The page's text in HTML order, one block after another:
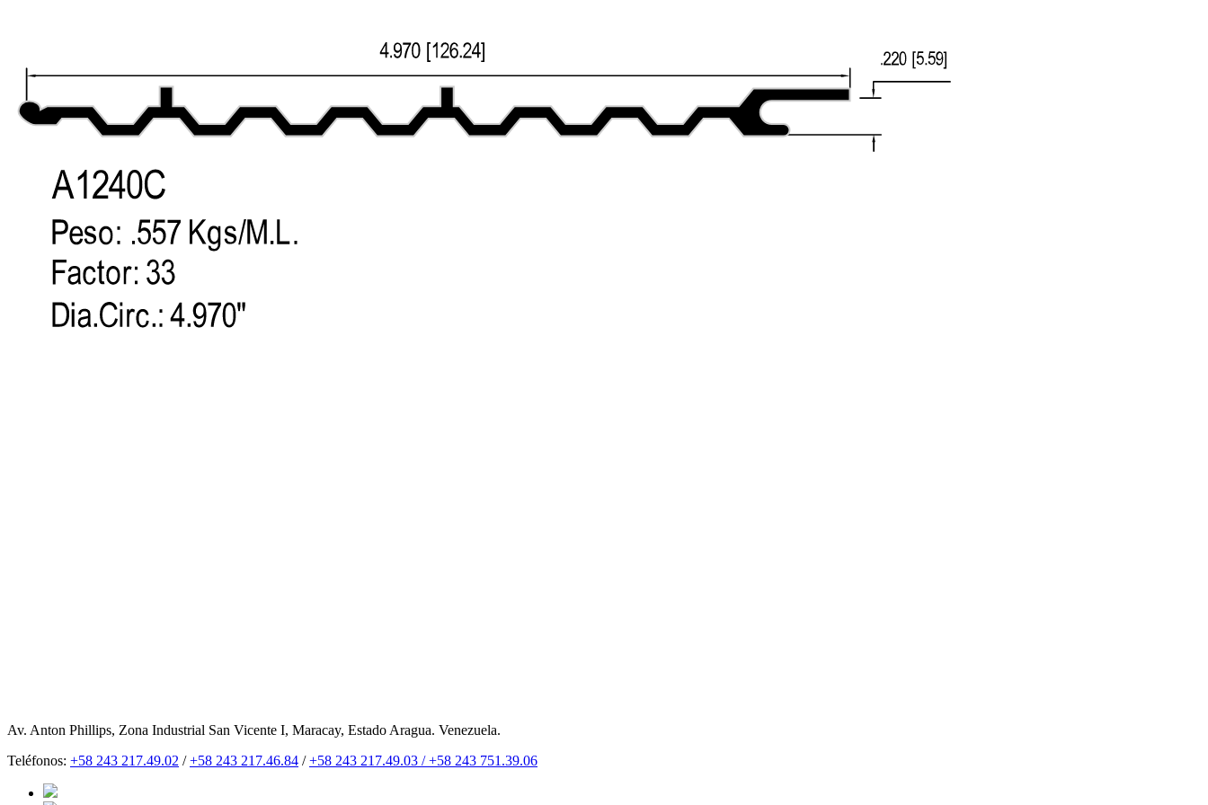
Av. Anton Phillips, Zona Industrial San Vicente I, Maracay, Estado Aragua. Venezuela.
Teléfonos: +58 243 217.49.02 /+58 243 217.46.84 /+58 243 217.49.03 /+58 243 751.39.06